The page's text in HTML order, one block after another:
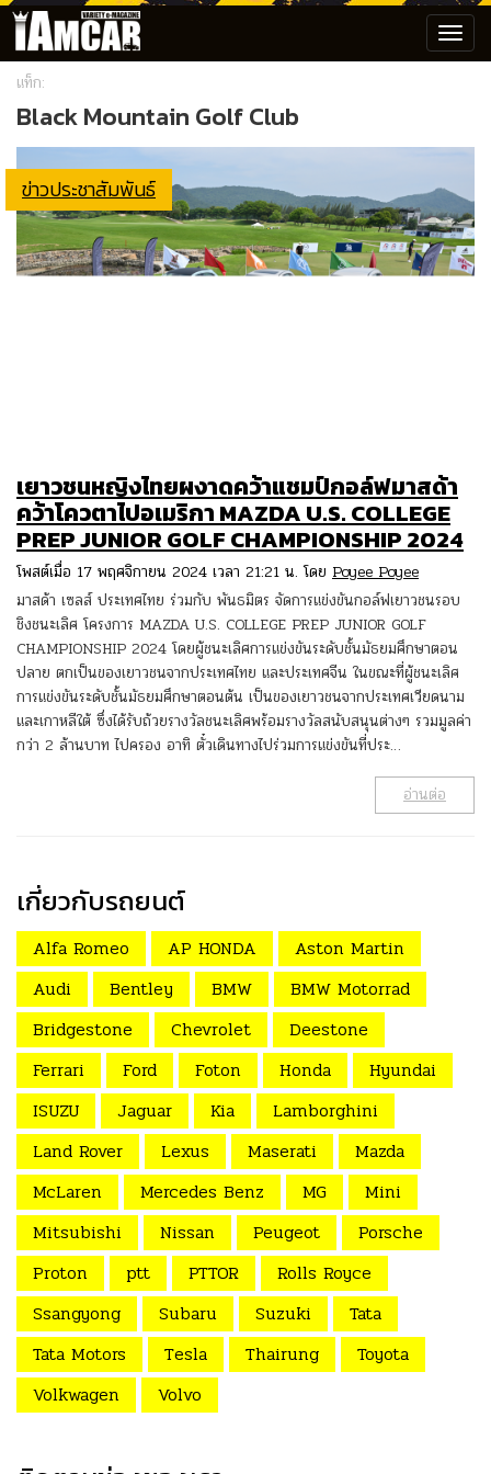
แท็ก:
Black Mountain Golf Club
ข่าวประชาสัมพันธ์
เยาวชนหญิงไทยผงาดคว้าแชมป์กอล์ฟมาสด้า
คว้าโควตาไปอเมริกา MAZDA U.S. COLLEGE
PREP JUNIOR GOLF CHAMPIONSHIP 2024
โพสต์เมื่อ 17 พฤศจิกายน 2024 เวลา 21:21 น. โดย Poyee Poyee
มาสด้า เซลส์ ประเทศไทย ร่วมกับ พันธมิตร จัดการแข่งขันกอล์ฟเยาวชนรอบ
ชิงชนะเลิศ โครงการ MAZDA U.S. COLLEGE PREP JUNIOR GOLF
CHAMPIONSHIP 2024 โดยผู้ชนะเลิศการแข่งขันระดับชั้นมัธยมศึกษาตอน
ปลาย ตกเป็นของเยาวชนจากประเทศไทย และประเทศจีน ในขณะที่ผู้ชนะเลิศ
การแข่งขันระดับชั้นมัธยมศึกษาตอนต้น เป็นของเยาวชนจากประเทศเวียดนาม
และเกาหลีใต้ ซึ่งได้รับถ้วยรางวัลชนะเลิศพร้อมรางวัลสนับสนุนต่างๆ รวมมูลค่า
กว่า 2 ล้านบาท ไปครอง อาทิ ตั๋วเดินทางไปร่วมการแข่งขันที่ประ…
อ่านต่อ
เกี่ยวกับรถยนต์
Alfa Romeo AP HONDA
Aston Martin
Audi
Bentley BMW
BMW Motorrad
Bridgestone
Chevrolet
Deestone
Ferrari
Ford Foton Honda
Hyundai
ISUZU
Jaguar Kia
Lamborghini
Land Rover
Lexus Maserati
Mazda
McLaren
Mercedes Benz MG
Mini
Mitsubishi
Nissan Peugeot
Porsche
Proton
ptt PTTOR
Rolls Royce
Ssangyong
Subaru Suzuki
Tata
Tata Motors
Tesla Thairung
Toyota
Volkwagen
Volvo